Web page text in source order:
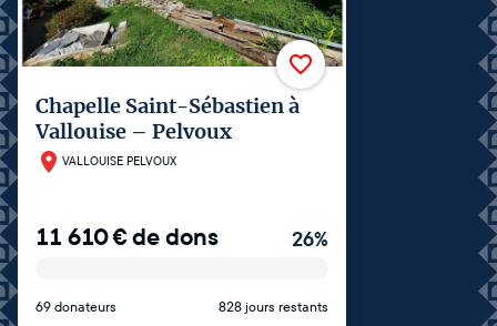
Chapelle Saint-Sébastien à
Vallouise – Pelvoux
VALLOUISE PELVOUX
11 610€de dons 26%
69 donateurs 828 jours restants